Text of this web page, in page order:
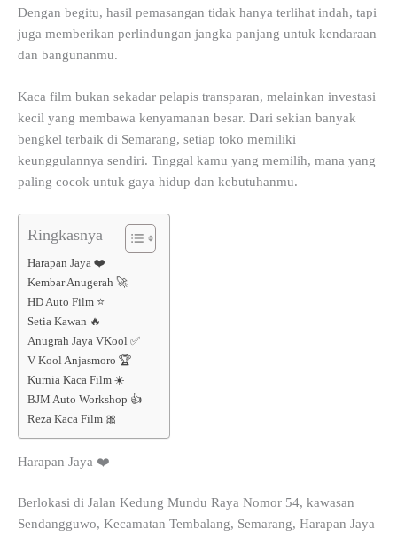
Dengan begitu, hasil pemasangan tidak hanya terlihat indah, tapi
juga memberikan perlindungan jangka panjang untuk kendaraan
dan bangunanmu.
Kaca film bukan sekadar pelapis transparan, melainkan investasi
kecil yang membawa kenyamanan besar. Dari sekian banyak
bengkel terbaik di Semarang, setiap toko memiliki
keunggulannya sendiri. Tinggal kamu yang memilih, mana yang
paling cocok untuk gaya hidup dan kebutuhanmu.
Ringkasnya
Harapan Jaya ❤️
Kembar Anugerah 🚀
HD Auto Film ⭐
Setia Kawan 🔥
Anugrah Jaya VKool ✅
V Kool Anjasmoro 🏆
Kurnia Kaca Film ☀️
BJM Auto Workshop 👍
Reza Kaca Film 🎀
Harapan Jaya ❤️
Berlokasi di Jalan Kedung Mundu Raya Nomor 54, kawasan
Sendangguwo, Kecamatan Tembalang, Semarang, Harapan Jaya